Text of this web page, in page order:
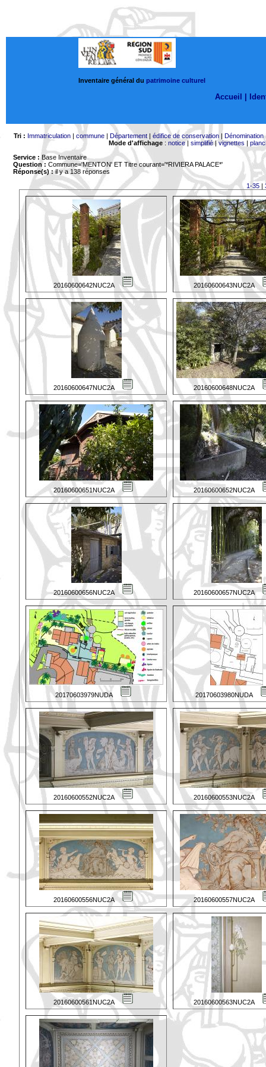
Inventaire général du patrimoine culturel
Accueil |
Tri : Immatriculation| commune| Département| édifice de conservation| Dénomination
Mode d'affichage: notice| simplifié|vignettes |
Service : Base Inventaire
Question : Commune='MENTON' ET Titre courant='*RIVIERA PALACE*'
Réponse(s) :il y a 138 réponses
1-35|
20160600642NUC2A 20160600643NUC2A
20160600647NUC2A 20160600648NUC2A
20160600651NUC2A 20160600652NUC2A
20160600656NUC2A 20160600657NUC2A
20170603979NUDA 20170603980NUDA
20160600552NUC2A 20160600553NUC2A
20160600556NUC2A 20160600557NUC2A
20160600561NUC2A 20160600563NUC2A